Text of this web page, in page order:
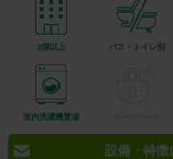
2階以上 バス・トイレ別
室内洗濯機置場
設備・特徴